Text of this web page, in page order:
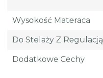
Wysokość Materaca
Do Stelaży Z Regulacją
Dodatkowe Cechy